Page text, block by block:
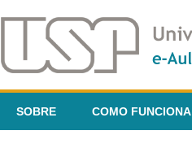
SOBRE COMO FUNCIONA